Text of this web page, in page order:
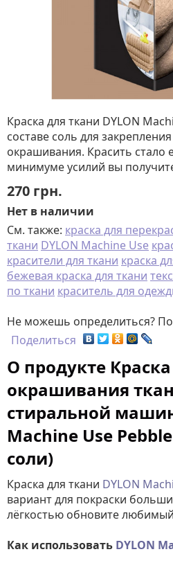
Краска для ткани DYLON
составе соль для
окрашивания. Красить стало
минимуме усилий вы
270 грн.
Нет в наличии
См. также: краска для
ткани DYLON Machine Use
красители для ткани краска
бежевая краска для ткани
по ткани краситель для
Не можешь определиться?
Поделиться
О продукте
окрашивания
стиральной
Machine Use
соли)
Краска для ткани DYLON
вариант для покраски
лёгкостью обновите любимый
Как использовать DYLON